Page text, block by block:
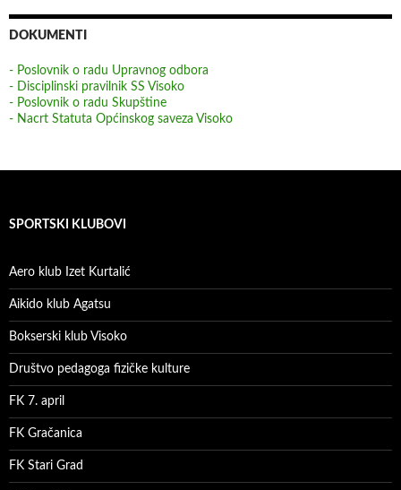
DOKUMENTI
- Poslovnik o radu Upravnog odbora
- Disciplinski pravilnik SS Visoko
- Poslovnik o radu Skupštine
- Nacrt Statuta Općinskog saveza Visoko
SPORTSKI KLUBOVI
Aero klub Izet Kurtalić
Aikido klub Agatsu
Bokserski klub Visoko
Društvo pedagoga fizičke kulture
FK 7. april
FK Gračanica
FK Stari Grad